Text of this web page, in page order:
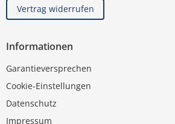
Vertrag widerrufen
Informationen
Garantieversprechen
Cookie-Einstellungen
Datenschutz
Impressum